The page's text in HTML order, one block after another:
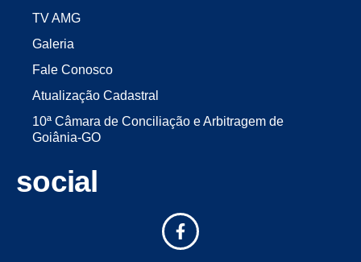
TV AMG
Galeria
Fale Conosco
Atualização Cadastral
10ª Câmara de Conciliação e Arbitragem de
Goiânia-GO
social